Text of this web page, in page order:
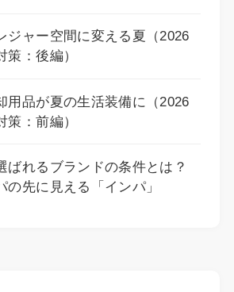
ジャー空間に変える夏（2026
策：後編）
用品が夏の生活装備に（2026
策：前編）
ばれるブランドの条件とは？
の先に見える「インパ」